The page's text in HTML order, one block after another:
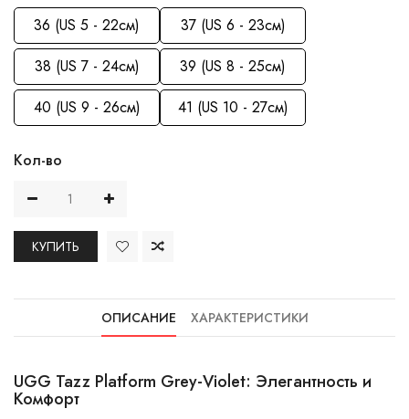
36 (US 5 - 22см)
37 (US 6 - 23см)
38 (US 7 - 24см)
39 (US 8 - 25см)
40 (US 9 - 26см)
41 (US 10 - 27см)
Кол-во
КУПИТЬ
ОПИСАНИЕ ХАРАКТЕРИСТИКИ
UGG Tazz Platform Grey-Violet: Элегантность и
Комфорт